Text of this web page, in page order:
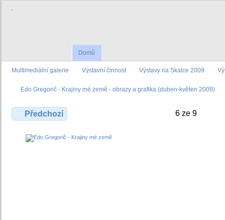
.
Domů
Multimediální galerie Výstavní činnost Výstavy na Skalce 2009
Edo Gregorič - Krajiny mé země - obrazy a grafika (duben-květen 2009)
Předchozí 6 ze 9